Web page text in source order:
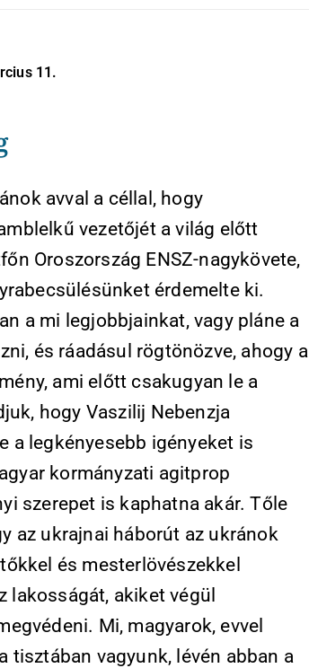
11.
avval a céllal, hogy
vezetőjét a világ előtt
Oroszország ENSZ-nagykövete,
érdemelte ki.
a mi legjobbjainkat, vagy pláne a
és ráadásul rögtönözve, ahogy a
ami előtt csakugyan le a
hogy Vaszilij Nebenzja
a legkényesebb igényeket is
kormányzati agitprop
szerepet is kaphatna akár. Tőle
az ukrajnai háborút az ukránok
és mesterlövészekkel
lakosságát, akiket végül
Mi, magyarok, evvel
tisztában vagyunk, lévén abban a